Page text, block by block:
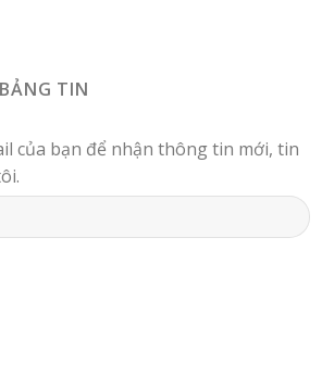
TIN
của bạn để nhận thông tin mới, tin